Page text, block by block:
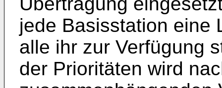
jede Basisstation eine
alle ihr zur Verfügung
der Prioritäten wird